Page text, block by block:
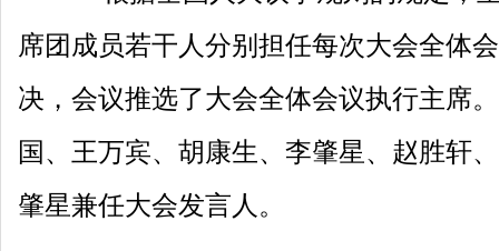
席团成员若干人分别担任每次大会全体
决，会议推选了大会全体会议执行主席
国、王万宾、胡康生、李肇星、赵胜轩
肇星兼任大会发言人。